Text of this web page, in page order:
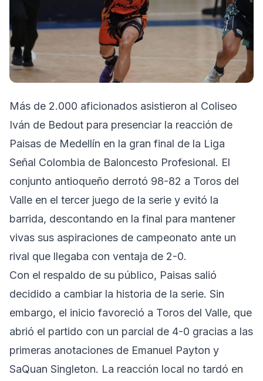
Más de 2.000 aficionados asistieron al Coliseo
Iván de Bedout para presenciar la reacción de
Paisas de Medellín en la gran final de la Liga
Señal Colombia de Baloncesto Profesional. El
conjunto antioqueño derrotó 98-82 a Toros del
Valle en el tercer juego de la serie y evitó la
barrida, descontando en la final para mantener
vivas sus aspiraciones de campeonato ante un
rival que llegaba con ventaja de 2-0.
Con el respaldo de su público, Paisas salió
decidido a cambiar la historia de la serie. Sin
embargo, el inicio favoreció a Toros del Valle, que
abrió el partido con un parcial de 4-0 gracias a las
primeras anotaciones de Emanuel Payton y
SaQuan Singleton. La reacción local no tardó en